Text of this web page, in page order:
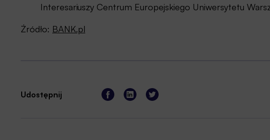
Interesariuszy Centrum Europejskiego Uniwersytetu
Źródło: BANK.pl
Udostępnij